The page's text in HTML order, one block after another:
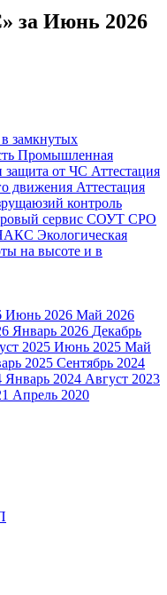
за Июнь 2026
замкнутых
Промышленная
защита от ЧС Аттестация
движения Аттестация
контроль
сервис СОУТ СРО
Экологическая
на высоте и в
Июнь 2026 Май 2026
Январь 2026 Декабрь
2025 Июнь 2025 Май
2025 Сентябрь 2024
Январь 2024 Август 2023
Апрель 2020